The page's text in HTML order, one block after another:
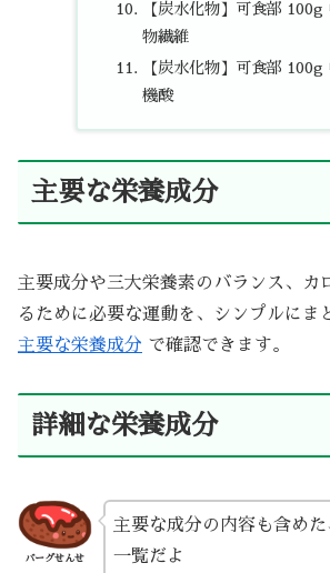
【炭水化物】可食部 100g
物繊維
【炭水化物】可食部 100g
機酸
主要な栄養成分
主要成分や三大栄養素のバランス、カ
るために必要な運動を、シンプルにま
主要な栄養成分 で確認できます。
詳細な栄養成分
バーグせんせ
主要な成分の内容も含め
一覧だよ